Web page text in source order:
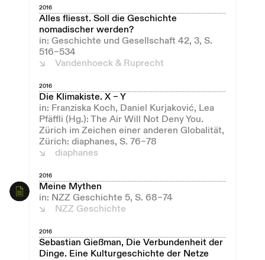
2016
Alles fliesst. Soll die Geschichte
nomadischer werden?
in: Geschichte und Gesellschaft 42, 3, S.
516–534
Vandenhoeck & Ruprecht
2016
Die Klimakiste. X – Y
in: Franziska Koch, Daniel Kurjaković, Lea
Pfäffli (Hg.): The Air Will Not Deny You.
Zürich im Zeichen einer anderen Globalität,
Zürich: diaphanes, S. 76–78
diaphanes
2016
Meine Mythen
in: NZZ Geschichte 5, S. 68–74
NZZ Geschichte
2016
Sebastian Gießman, Die Verbundenheit der
Dinge. Eine Kulturgeschichte der Netze